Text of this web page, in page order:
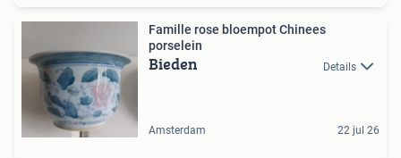
Famille rose bloempot Chinees
porselein
Bieden Details
Amsterdam 22 jul 26